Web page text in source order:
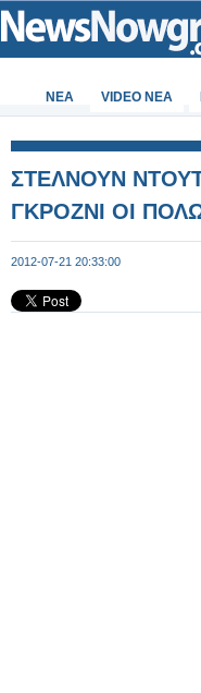
ΝΕΑ VIDEO NEA
ΣΤΕΛΝΟΥΝ
ΓΚΡΟΖΝΙ ΟΙ
2012-07-21 20:33:00